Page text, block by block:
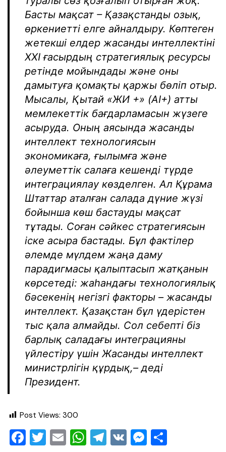
Басты мақсат – Қазақстанды озық,
өркениетті елге айналдыру. Көптеген
жетекші елдер жасанды интеллектіні
XXI ғасырдың стратегиялық ресурсы
ретінде мойындады және оны
дамытуға қомақты қаржы бөліп отыр.
Мысалы, Қытай «ЖИ +» (AI+) атты
мемлекеттік бағдарламасын жүзеге
асыруда. Оның аясында жасанды
интеллект технологиясын
экономикаға, ғылымға және
әлеуметтік салаға кешенді түрде
интеграциялау көзделген. Ал Құрама
Штаттар аталған салада дүние жүзі
бойынша көш бастауды мақсат
тұтады. Соған сәйкес стратегиясын
іске асыра бастады. Бұл фактілер
әлемде мүлдем жаңа даму
парадигмасы қалыптасып жатқанын
көрсетеді: жаһандағы технологиялық
бәсекенің негізгі факторы – жасанды
интеллект. Қазақстан бұл үдерістен
тыс қала алмайды. Сол себепті біз
барлық саладағы интеграцияны
үйлестіру үшін Жасанды интеллект
министрлігін құрдық,– деді
Президент.
Post Views: 300
F T E W T V M